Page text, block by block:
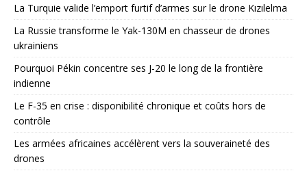
La Turquie valide l’emport furtif d’armes sur le drone Kızılelma
La Russie transforme le Yak-130M en chasseur de drones
ukrainiens
Pourquoi Pékin concentre ses J-20 le long de la frontière
indienne
Le F-35 en crise : disponibilité chronique et coûts hors de
contrôle
Les armées africaines accélèrent vers la souveraineté des
drones